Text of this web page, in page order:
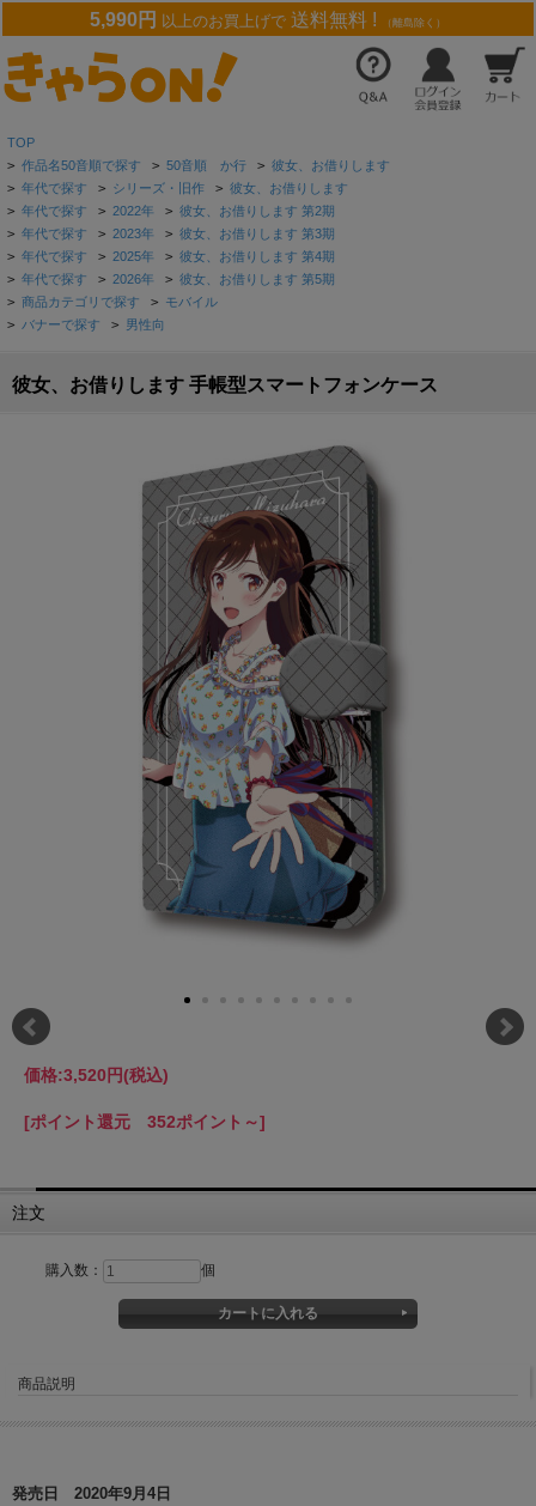
5,990円 以上のお買上げで 送料無料 ! （離島除く）
TOP
> 作品名50音順で探す > 50音順 か行 > 彼女、お借りします
> 年代で探す > シリーズ・旧作 > 彼女、お借りします
> 年代で探す > 2022年 > 彼女、お借りします 第2期
> 年代で探す > 2023年 > 彼女、お借りします 第3期
> 年代で探す > 2025年 > 彼女、お借りします 第4期
> 年代で探す > 2026年 > 彼女、お借りします 第5期
> 商品カテゴリで探す > モバイル
> バナーで探す > 男性向
彼女、お借りします 手帳型スマートフォンケース
価格:3,520円(税込)
[ポイント還元 352ポイント～]
注文
購入数： 個
商品説明
発売日 2020年9月4日